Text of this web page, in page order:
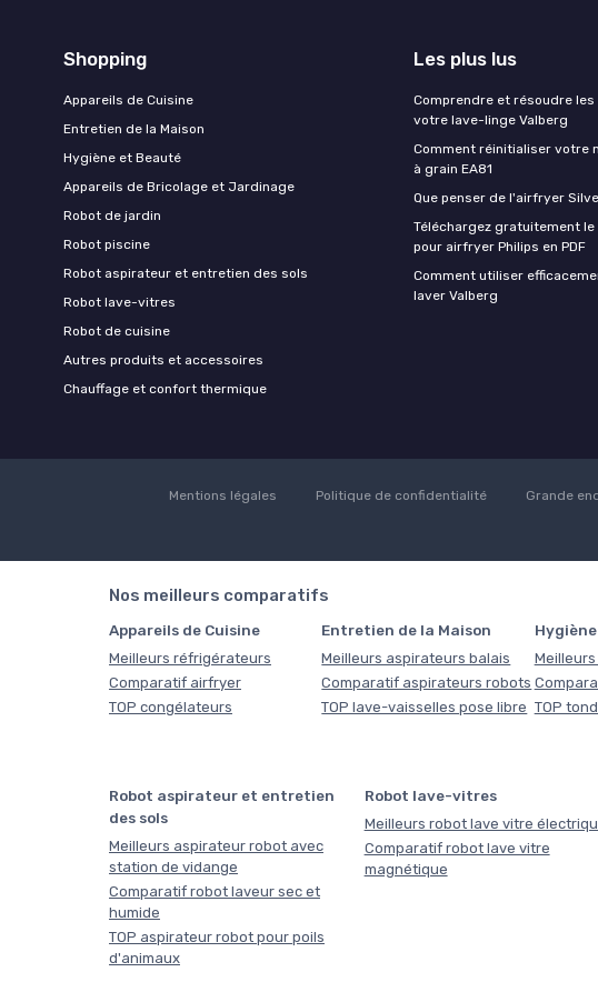
Shopping
Appareils de Cuisine
Entretien de la Maison
Hygiène et Beauté
Appareils de Bricolage et Jardinage
Robot de jardin
Robot piscine
Robot aspirateur et entretien des sols
Robot lave-vitres
Robot de cuisine
Autres produits et accessoires
Chauffage et confort thermique
Les plus lus
Comprendre et résoudre
votre lave-linge Valberg
Comment réinitialiser votre
à grain EA81
Que penser de l'airfryer
Téléchargez gratuitement
pour airfryer Philips en PDF
Comment utiliser
laver Valberg
Mentions légales Politique de confidentialité Grande
Nos meilleurs comparatifs
Appareils de Cuisine
Meilleurs réfrigérateurs
Comparatif airfryer
TOP congélateurs
Entretien de la Maison
Meilleurs aspirateurs balais
Comparatif aspirateurs robots
TOP lave-vaisselles pose libre TOP
Robot aspirateur et entretien
des sols
Meilleurs aspirateur robot avec
station de vidange
Comparatif robot laveur sec et
humide
TOP aspirateur robot pour poils
d'animaux
Robot lave-vitres
Meilleurs robot lave vitre
Comparatif robot lave vitre
magnétique